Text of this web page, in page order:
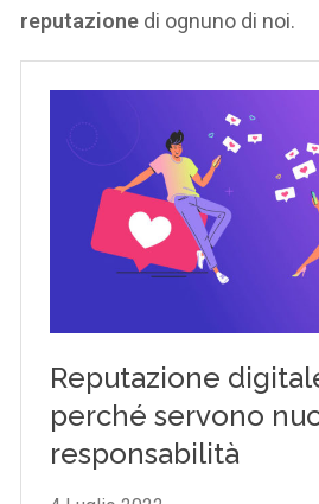
reputazione di ognuno di noi.